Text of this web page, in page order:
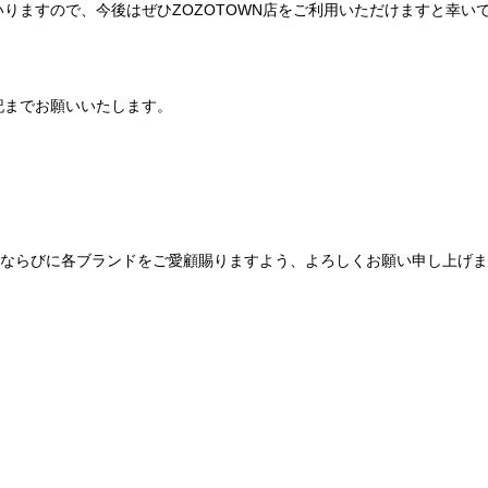
ますので、今後はぜひZOZOTOWN店をご利用いただけますと幸いで
でお願いいたします。
びに各ブランドをご愛顧賜りますよう、よろしくお願い申し上げま